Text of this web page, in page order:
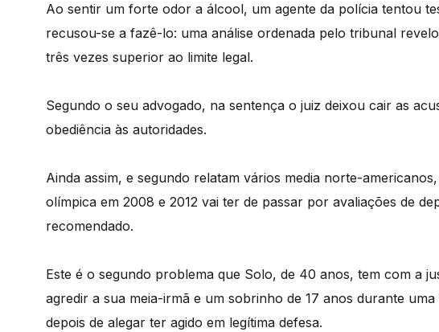
Ao sentir um forte odor a álcool, um agente da polícia tentou
recusou-se a fazê-lo: uma análise ordenada pelo tribunal
três vezes superior ao limite legal.
Segundo o seu advogado, na sentença o juiz deixou cair as
obediência às autoridades.
Ainda assim, e segundo relatam vários media norte-
olímpica em 2008 e 2012 vai ter de passar por avaliações de
recomendado.
Este é o segundo problema que Solo, de 40 anos, tem com a
agredir a sua meia-irmã e um sobrinho de 17 anos durante
depois de alegar ter agido em legítima defesa.